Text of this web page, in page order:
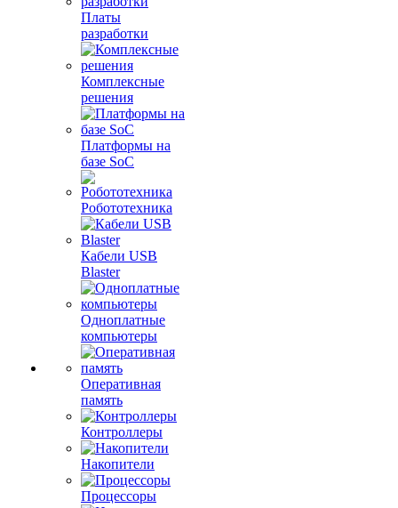
Платы
разработки
Комплексные
решения
Платформы на
базе SoC
Робототехника
Кабели USB
Blaster
Одноплатные
компьютеры
Оперативная
память
Контроллеры
Накопители
Процессоры